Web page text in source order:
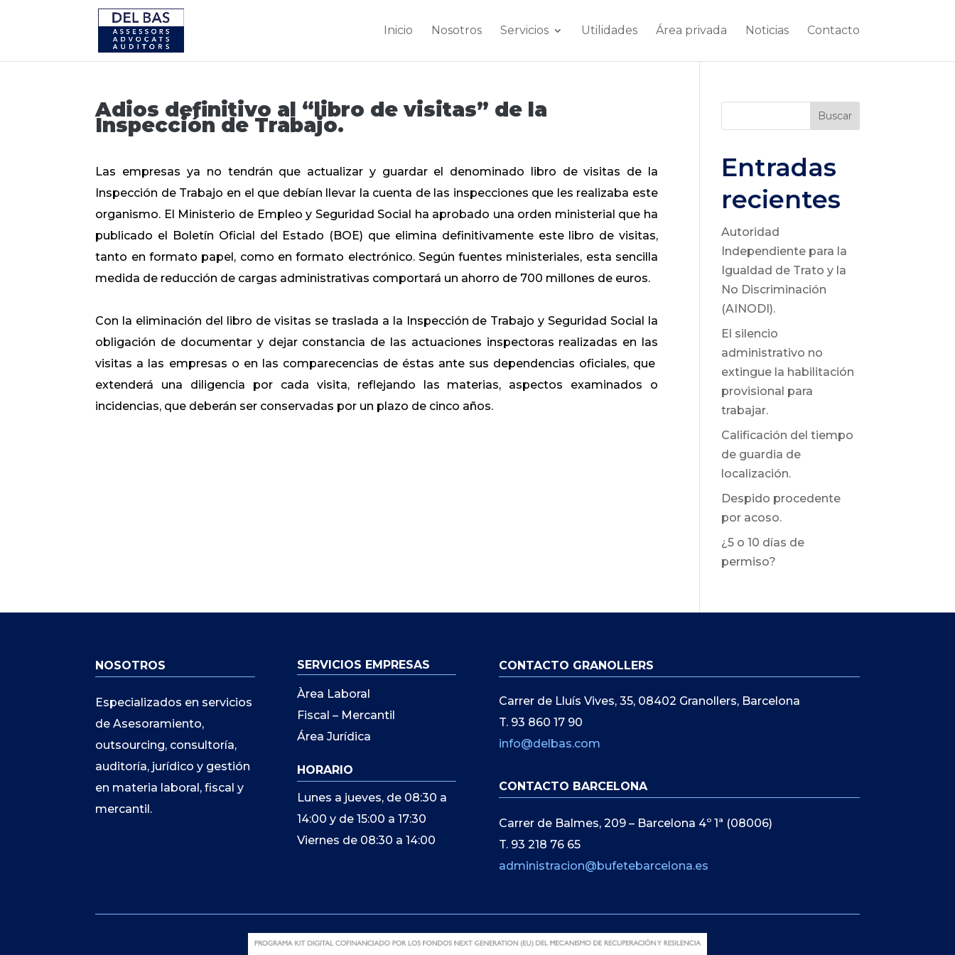
Inicio Nosotros Servicios Utilidades Área privada Noticias Contacto
Adios definitivo al “libro de visitas” de la
Inspección de Trabajo.
Las empresas ya no tendrán que actualizar y guardar el denominado libro de visitas de la
Inspección de Trabajo en el que debían llevar la cuenta de las inspecciones que les realizaba este
organismo. El Ministerio de Empleo y Seguridad Social ha aprobado una orden ministerial que ha
publicado el Boletín Oficial del Estado (BOE) que elimina definitivamente este libro de visitas,
tanto en formato papel, como en formato electrónico. Según fuentes ministeriales, esta sencilla
medida de reducción de cargas administrativas comportará un ahorro de 700 millones de euros.
Con la eliminación del libro de visitas se traslada a la Inspección de Trabajo y Seguridad Social la
obligación de documentar y dejar constancia de las actuaciones inspectoras realizadas en las
visitas a las empresas o en las comparecencias de éstas ante sus dependencias oficiales, que
extenderá una diligencia por cada visita, reflejando las materias, aspectos examinados o
incidencias, que deberán ser conservadas por un plazo de cinco años.
Buscar
Entradas
recientes
Autoridad
Independiente para la
Igualdad de Trato y la
No Discriminación
(AINODI).
El silencio
administrativo no
extingue la habilitación
provisional para
trabajar.
Calificación del tiempo
de guardia de
localización.
Despido procedente
por acoso.
¿5 o 10 días de
permiso?
NOSOTROS
Especializados en servicios
de Asesoramiento,
outsourcing, consultoría,
auditoría, jurídico y gestión
en materia laboral, fiscal y
mercantil.
SERVICIOS EMPRESAS
Àrea Laboral
Fiscal – Mercantil
Área Jurídica
HORARIO
Lunes a jueves, de 08:30 a
14:00 y de 15:00 a 17:30
Viernes de 08:30 a 14:00
CONTACTO GRANOLLERS
Carrer de Lluís Vives, 35, 08402 Granollers, Barcelona
T. 93 860 17 90
info@delbas.com
CONTACTO BARCELONA
Carrer de Balmes, 209 – Barcelona 4º 1ª (08006)
T. 93 218 76 65
administracion@bufetebarcelona.es